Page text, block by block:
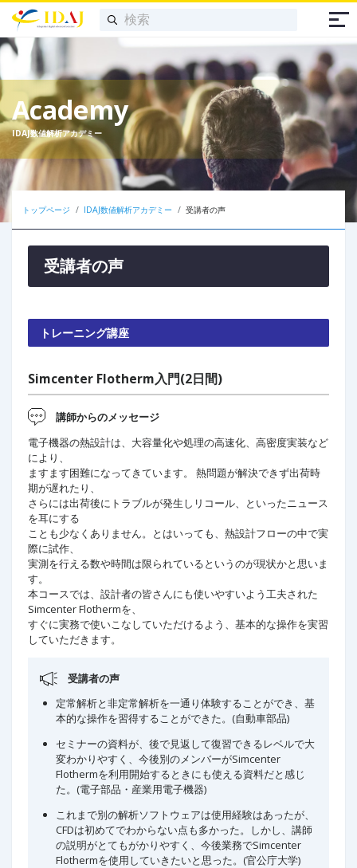
Academy
IDAJ数値解析アカデミー
トップページ IDAJ数値解析アカデミー 受講者の声
受講者の声
トレーニング講座
Simcenter Flotherm入門(2日間)
講師からのメッセージ
電子機器の熱設計は、大容量化や処理の高速化、高密度実装など
により、
ますます困難になってきています。 熱問題が解決できず出荷時
期が遅れたり、
さらには出荷後にトラブルが発生しリコール、といったニュース
を耳にする
ことも少なくありません。とはいっても、熱設計フローの中で実
際に試作、
実測を行える数や時間は限られているというのが現状かと思いま
す。
本コースでは、設計者の皆さんにも使いやすいよう工夫された
Simcenter Flothermを、
すぐに実務で使いこなしていただけるよう、基本的な操作を実習
していただきます。
受講者の声
定常解析と非定常解析を一通り体験することができ、基
本的な操作を習得することができた。(自動車部品)
セミナーの資料が、後で見返して復習できるレベルで大
変わかりやすく、今後別のメンバーがSimcenter
Flothermを利用開始するときにも使える資料だと感じ
た。(電子部品・産業用電子機器)
これまで別の解析ソフトウェアは使用経験はあったが、
CFDは初めてでわからない点も多かった。しかし、講師
の説明がとてもがかりやすく、今後業務でSimcenter
Flothermを使用していきたいと思った。(官公庁大学)